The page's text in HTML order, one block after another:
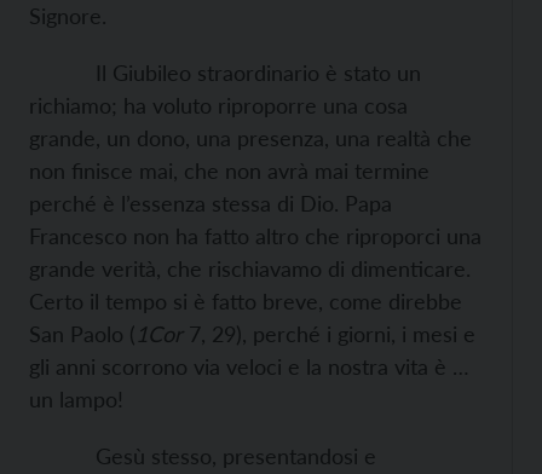
Signore.
Il Giubileo straordinario è stato un
richiamo; ha voluto riproporre una cosa
grande, un dono, una presenza, una realtà che
non finisce mai, che non avrà mai termine
perché è l’essenza stessa di Dio. Papa
Francesco non ha fatto altro che riproporci una
grande verità, che rischiavamo di dimenticare.
Certo il tempo si è fatto breve, come direbbe
San Paolo ( 1Cor7, 29), perché i giorni, i mesi e
gli anni scorrono via veloci e la nostra vita è …
un lampo!
Gesù stesso, presentandosi e